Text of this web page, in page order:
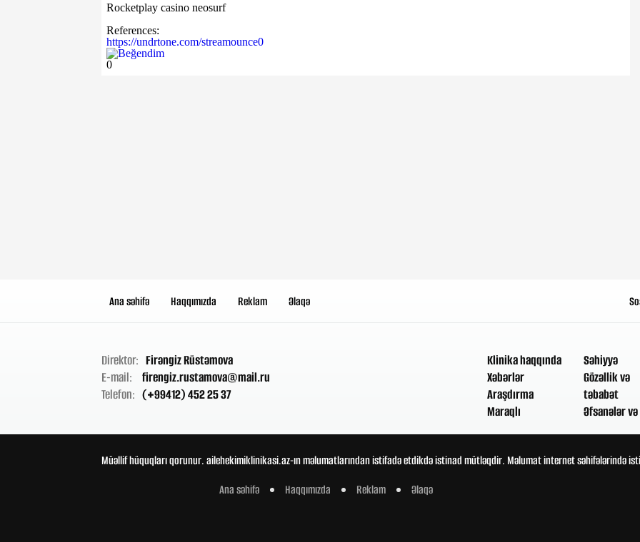
Rocketplay casino neosurf
References:
https://undrtone.com/streamounce0
0
Ana səhifə Haqqımızda Reklam Əlaqə
Direktor: Firəngiz Rüstəmova
E-mail:
firengiz.rustamova@mail.ru
Telefon: (+99412) 452 25 37
Klinika haqqında
Xəbərlər
Araşdırma
Maraqlı
Səhiyyə
Gözəllik və
təbabət
Əfsanələr
Müəllif hüquqları qorunur. ailehekimiklinikasi.az-ın məlumatlarından istifadə etdikdə istinad mütləqdir. Məlumat internet səhifələrində
Ana səhifə
Haqqımızda Reklam Əlaqə